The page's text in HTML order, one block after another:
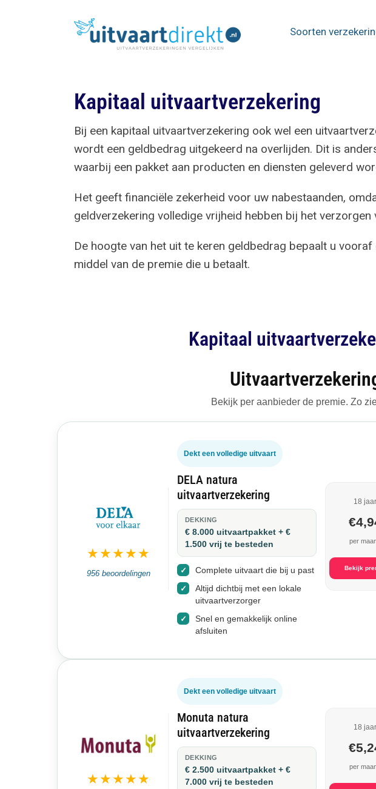
Soorten
Kapitaal uitvaartverzekering
Bij een kapitaal uitvaartverzekering ook wel een
wordt een geldbedrag uitgekeerd na overlijden. Dit is
waarbij een pakket aan producten en diensten geleverd
Het geeft financiële zekerheid voor uw nabestaanden,
geldverzekering volledige vrijheid hebben bij het verzorgen
De hoogte van het uit te keren geldbedrag bepaalt u
middel van de premie die u betaalt.
Kapitaal
Bekijk per aanbieder de premie. Zo
★★★★★
956 beoordelingen
Dekt een volledige uitvaart
DELA natura
uitvaartverzekering
DEKKING
€ 8.000 uitvaartpakket + €
1.500 vrij te besteden
Complete uitvaart die bij u past
Altijd dichtbij met een lokale
uitvaartverzorger
Snel en gemakkelijk online
afsluiten
18 jaar
per
Bekijk
★★★★★
Dekt een volledige uitvaart
Monuta natura
uitvaartverzekering
DEKKING
€ 2.500 uitvaartpakket + €
7.000 vrij te besteden
18 jaar
per